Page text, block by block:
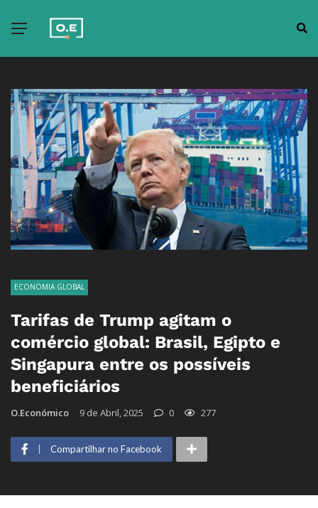
ECONOMIA GLOBAL
Tarifas de Trump agitam o
comércio global: Brasil, Egipto e
Singapura entre os possíveis
beneficiários
O.Económico 9 de Abril, 2025 0 277
Compartilhar no Facebook